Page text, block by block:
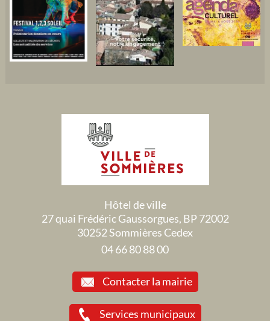
Hôtel de ville
27 quai Frédéric Gaussorgues, BP 72002
30252 Sommières Cedex
04 66 80 88 00
Contacter la mairie
Services municipaux